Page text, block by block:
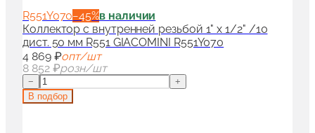
R551Y070−45%в наличии
Коллектор с внутренней резьбой 1" x 1/2" /10
дист. 50 мм R551 GIACOMINI R551Y070
4 869 ₽опт/шт
8 852 ₽розн/шт
−
+
В подбор